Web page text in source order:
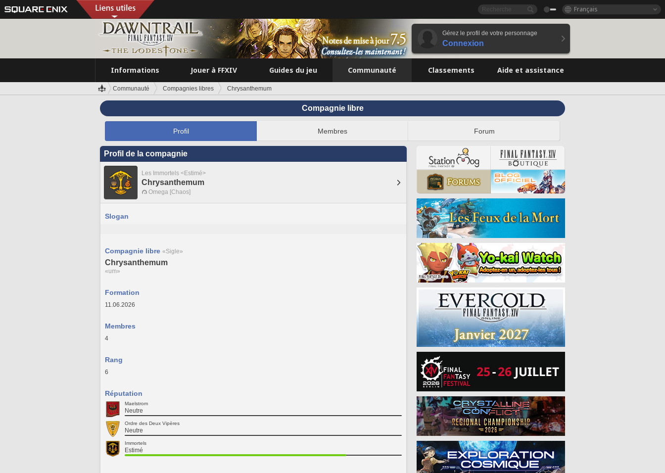
Français
Gérez le profil de votre personnage
Connexion
Informations Jouer à FFXIV Guides du jeu Communauté Classements Aide et assistance
Communauté Compagnies libres Chrysanthemum
Compagnie libre
Profil Membres Forum
Profil de la compagnie
Les Immortels <Estimé>
Chrysanthemum
Omega [Chaos]
Slogan
Compagnie libre «Sigle»
Chrysanthemum
«um»
Formation
11.06.2026
Membres
4
Rang
6
Réputation
Maelstrom
Neutre
Ordre des Deux Vipères
Neutre
Immortels
Estimé